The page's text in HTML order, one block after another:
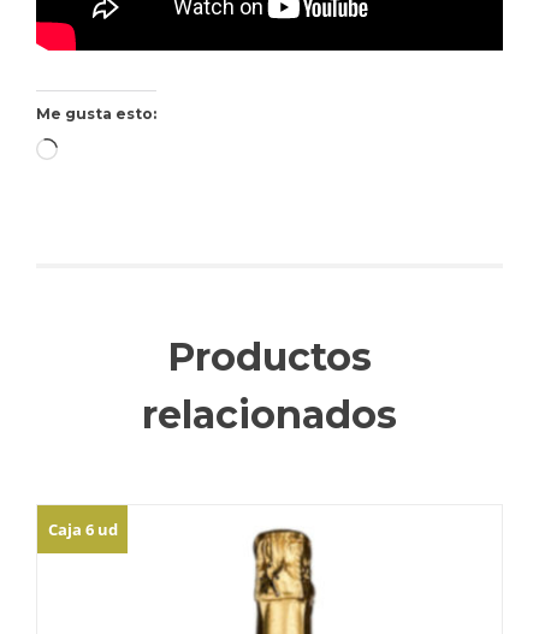
Me gusta esto:
Cargando...
Productos
relacionados
Caja 6 ud